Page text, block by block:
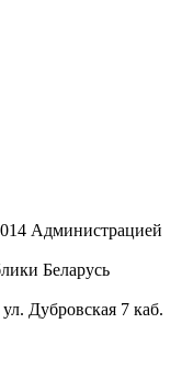
Администрацией
Беларусь
Дубровская 7 каб.